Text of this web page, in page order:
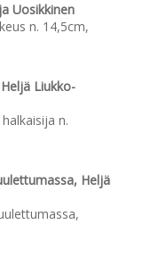
Uosikkinen
n. 14,5cm,
Liukko-
n.
Heljä